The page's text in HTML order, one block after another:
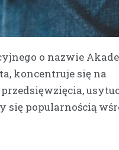
o nazwie
koncentruje się na
się popularnością